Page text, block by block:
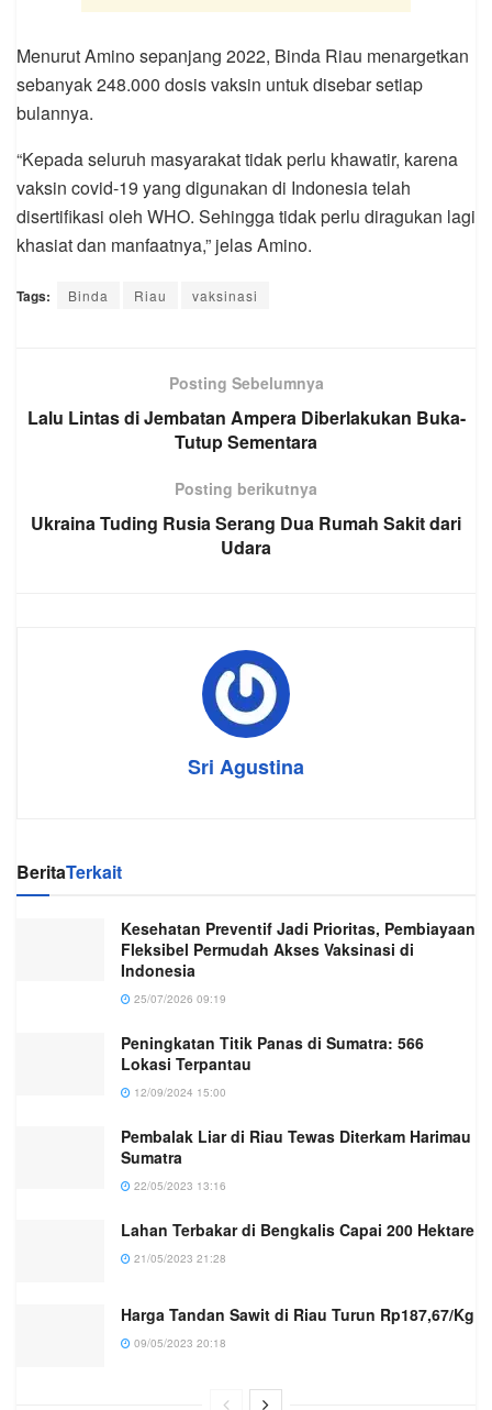
Menurut Amino sepanjang 2022, Binda Riau menargetkan
sebanyak 248.000 dosis vaksin untuk disebar setiap
bulannya.
“Kepada seluruh masyarakat tidak perlu khawatir, karena
vaksin covid-19 yang digunakan di Indonesia telah
disertifikasi oleh WHO. Sehingga tidak perlu diragukan lagi
khasiat dan manfaatnya,” jelas Amino.
Tags: Binda Riau vaksinasi
Posting Sebelumnya
Lalu Lintas di Jembatan Ampera Diberlakukan Buka-
Tutup Sementara
Posting berikutnya
Ukraina Tuding Rusia Serang Dua Rumah Sakit dari
Udara
Sri Agustina
BeritaTerkait
Kesehatan Preventif Jadi Prioritas, Pembiayaan
Fleksibel Permudah Akses Vaksinasi di
Indonesia
25/07/2026 09:19
Peningkatan Titik Panas di Sumatra: 566
Lokasi Terpantau
12/09/2024 15:00
Pembalak Liar di Riau Tewas Diterkam Harimau
Sumatra
22/05/2023 13:16
Lahan Terbakar di Bengkalis Capai 200 Hektare
21/05/2023 21:28
Harga Tandan Sawit di Riau Turun Rp187,67/Kg
09/05/2023 20:18